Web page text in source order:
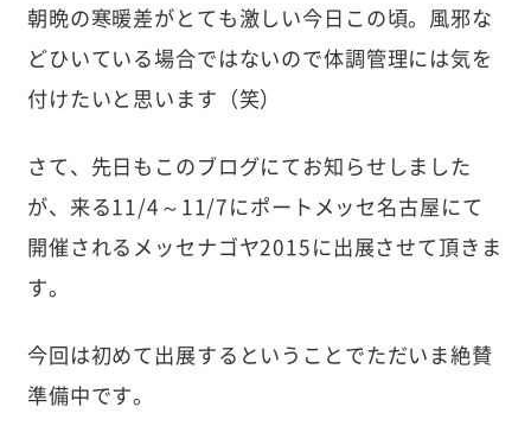
朝晩の寒暖差がとても激しい今日この頃。風邪な
どひいている場合ではないので体調管理には気を
付けたいと思います（笑）
さて、先日もこのブログにてお知らせしました
が、来る11/4～11/7にポートメッセ名古屋にて
開催されるメッセナゴヤ2015に出展させて頂きま
す。
今回は初めて出展するということでただいま絶賛
準備中です。